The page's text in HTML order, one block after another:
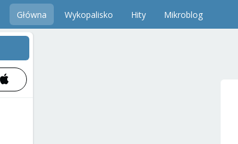
Główna Wykopalisko Hity Mikroblog